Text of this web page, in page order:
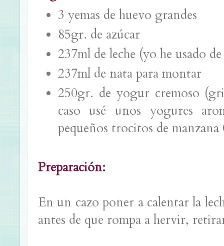
3 yemas de huevo grandes
85gr. de azúcar
237ml de leche (yo he usado
237ml de nata para montar
250gr. de yogur cremoso
caso usé unos yogures
pequeños trocitos de
Preparación:
En un cazo poner a calentar la
antes de que rompa a hervir,